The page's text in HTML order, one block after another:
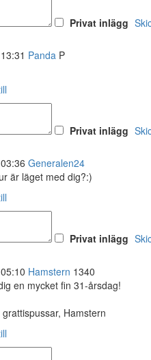
Privat inlägg
Panda P
Privat inlägg
Generalen24
är läget med dig?:)
Privat inlägg
Hamstern 1340
en mycket fin 31-årsdag!
Hamstern